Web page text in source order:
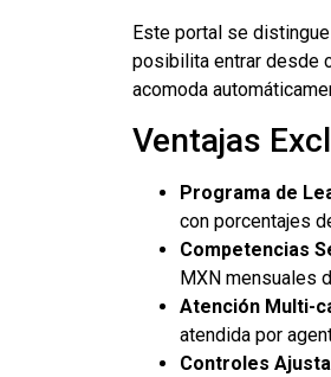
Este portal se
posibilita entrar desde
acomoda
Ventajas
Programa de
con porcentajes
Competencias
MXN mensuales
Atención Multi-
atendida por
Controles